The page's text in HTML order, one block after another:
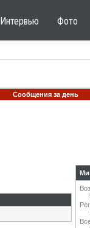
Интервью Фото
Сообщения за день